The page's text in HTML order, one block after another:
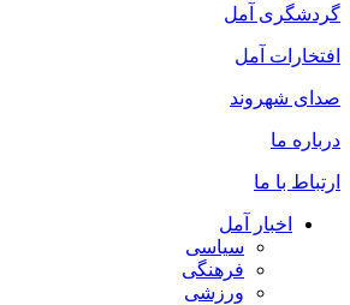
گردشگری آمل
افتخارات آمل
صدای شهروند
درباره ما
ارتباط با ما
اخبار آمل
سیاسی
فرهنگی
ورزشی